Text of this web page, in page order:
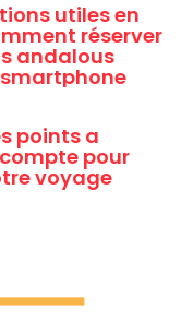
utiles en
réserver
andalous
points a
pour
voyage